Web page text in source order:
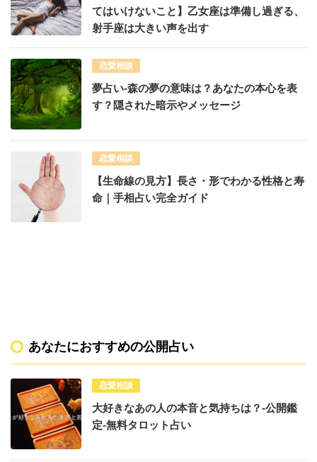
てはいけないこと】乙女座は準備し過ぎる、
射手座は大きい声を出す
恋愛相談
夢占い-森の夢の意味は？あなたの本心を表
す？隠された暗示やメッセージ
恋愛相談
【生命線の見方】長さ・形でわかる性格と寿
命｜手相占い完全ガイド
あなたにおすすめの公開占い
恋愛相談
大好きなあの人の本音と気持ちは？-公開鑑
定-無料タロット占い